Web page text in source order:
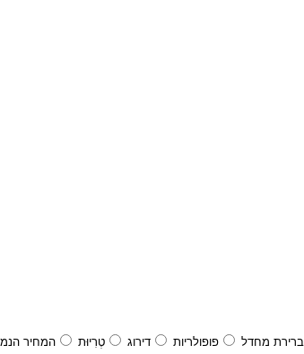
ברירת מחדל פופולריות דירוג טְרִיוּת המחיר